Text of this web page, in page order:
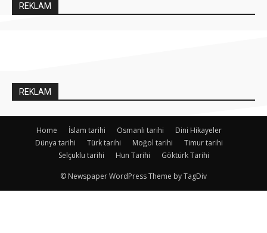
REKLAM
REKLAM
Home İslam tarihi Osmanlı tarihi
Dini Hikayeler
Dünya tarihi
Türk tarihi Moğol tarihi
Timur tarihi
Selçuklu tarihi
Hun Tarihi Göktürk Tarihi
© Newspaper WordPress Theme by TagDiv